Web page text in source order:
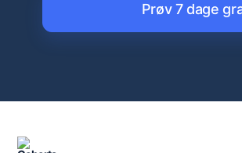
Prøv 7 dage